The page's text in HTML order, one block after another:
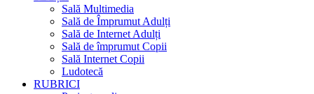
Sală Multimedia
Sală de Împrumut Adulți
Sală de Internet Adulți
Sală de împrumut Copii
Sală Internet Copii
Ludotecă
RUBRICI